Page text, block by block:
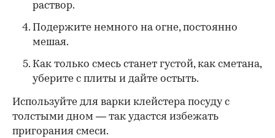
раствор.
Подержите немного на огне, постоянно
мешая.
Как только смесь станет густой, как сметана,
уберите с плиты и дайте остыть.
Используйте для варки клейстера посуду с
толстыми дном — так удастся избежать
пригорания смеси.